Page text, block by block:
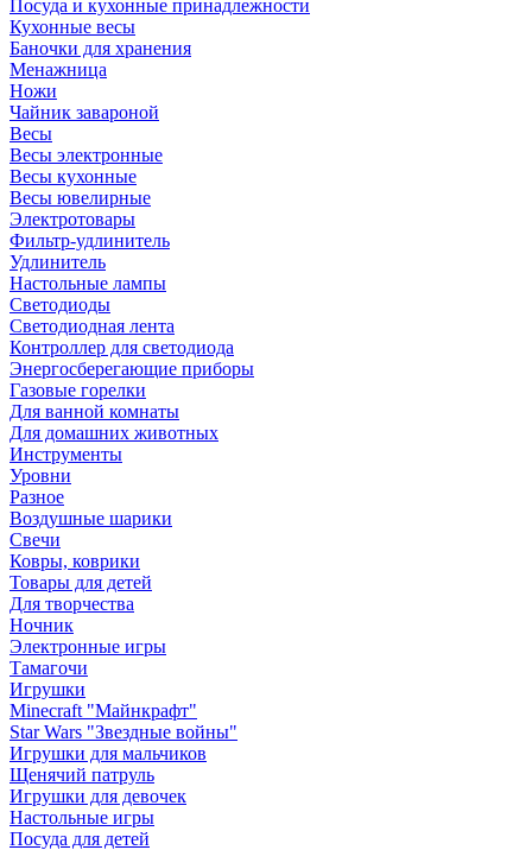
Посуда и кухонные принадлежности
Кухонные весы
Баночки для хранения
Менажница
Ножи
Чайник завароной
Весы
Весы электронные
Весы кухонные
Весы ювелирные
Электротовары
Фильтр-удлинитель
Удлинитель
Настольные лампы
Светодиоды
Светодиодная лента
Контроллер для светодиода
Энергосберегающие приборы
Газовые горелки
Для ванной комнаты
Для домашних животных
Инструменты
Уровни
Разное
Воздушные шарики
Свечи
Ковры, коврики
Товары для детей
Для творчества
Ночник
Электронные игры
Тамагочи
Игрушки
Minecraft "Майнкрафт"
Star Wars "Звездные войны"
Игрушки для мальчиков
Щенячий патруль
Игрушки для девочек
Настольные игры
Посуда для детей